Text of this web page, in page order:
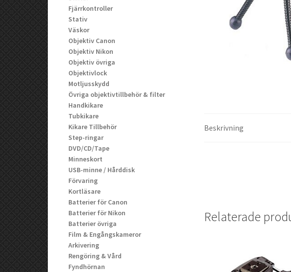
Beskrivning
Relaterade
Fjärrkontroller
Stativ
Väskor
Objektiv Canon
Objektiv Nikon
Objektiv övriga
Objektivlock
Motljusskydd
Övriga objektivtillbehör & filter
Handkikare
Tubkikare
Kikare Tillbehör
Step-ringar
DVD/CD/Tape
Minneskort
USB-minne / Hårddisk
Förvaring
Kortläsare
Batterier för Canon
Batterier för Nikon
Batterier övriga
Film & Engångskameror
Arkivering
Rengöring & Vård
Fyndhörnan